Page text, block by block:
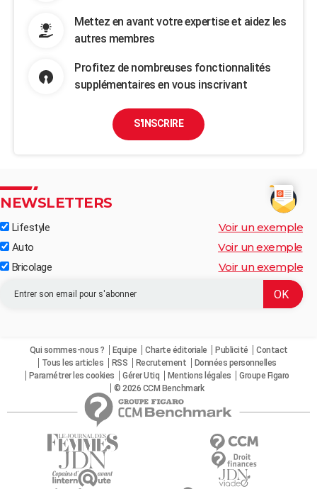
Mettez en avant votre expertise et aidez les
autres membres
Profitez de nombreuses fonctionnalités
supplémentaires en vous inscrivant
S'INSCRIRE
NEWSLETTERS
Lifestyle Voir un exemple
Auto Voir un exemple
Bricolage Voir un exemple
Qui sommes-nous ? Equipe Charte éditoriale Publicité
Contact
Tous les articles
RSS Recrutement
Données personnelles
Paramétrer les cookies
Gérer Utiq Mentions légales
Groupe Figaro
© 2026 CCM Benchmark